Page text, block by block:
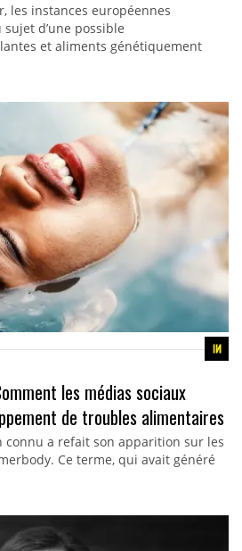
les instances européennes
d’une possible
et aliments génétiquement
les médias sociaux
de troubles alimentaires
connu a refait son apparition sur les
Ce terme, qui avait généré